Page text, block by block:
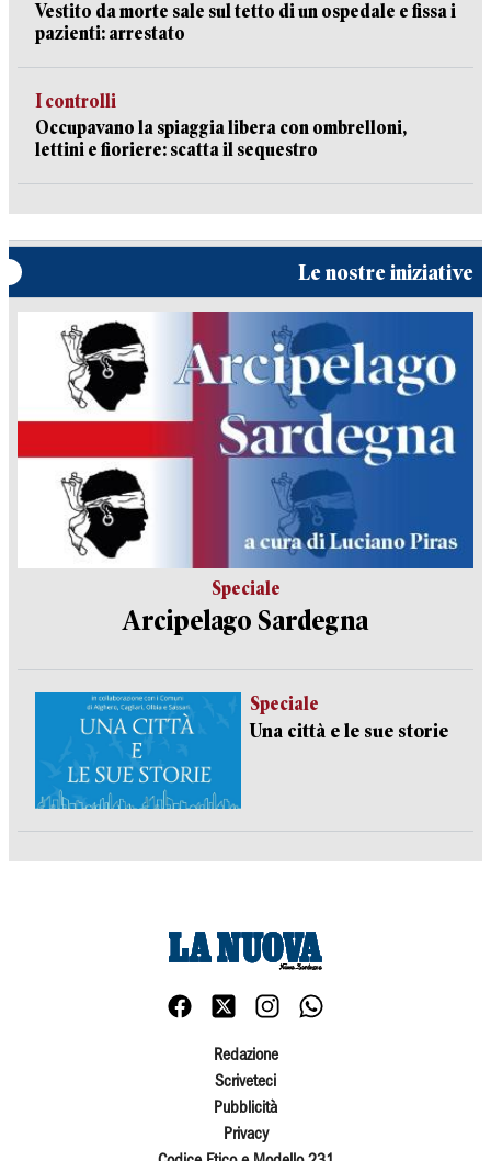
Vestito da morte sale sul tetto di un ospedale e fissa i
pazienti: arrestato
I controlli
Occupavano la spiaggia libera con ombrelloni,
lettini e fioriere: scatta il sequestro
Le nostre iniziative
Speciale
Arcipelago Sardegna
Speciale
Una città e le sue storie
Redazione
Scriveteci
Pubblicità
Privacy